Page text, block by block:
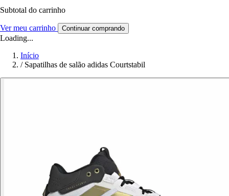
Subtotal do carrinho
Ver meu carrinho Continuar comprando
Loading...
Início
/ Sapatilhas de salão adidas Courtstabil